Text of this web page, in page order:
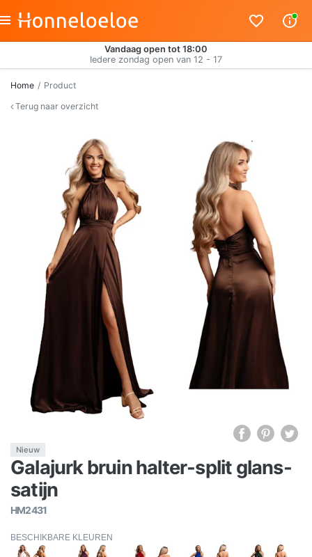
Vandaag open tot 18:00
Iedere zondag open van 12 - 17
Home
Product
Terug naar overzicht
Nieuw
Galajurk bruin halter-split glans-
satijn
HM2431
BESCHIKBARE KLEUREN